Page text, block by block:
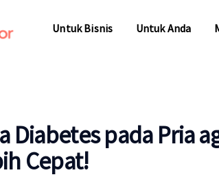
Untuk Bisnis Untuk Anda
Diabetes pada Pria
Cepat!